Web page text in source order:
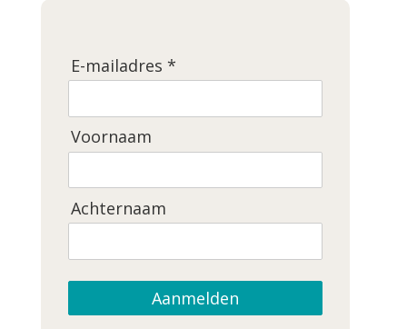
E-mailadres *
Voornaam
Achternaam
Aanmelden